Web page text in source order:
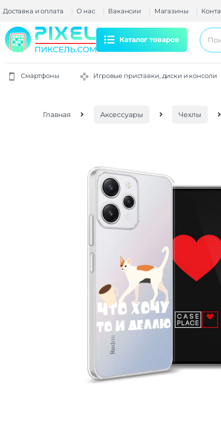
Доставка и оплата О нас Вакансии Магазины
Каталог товаров
Смартфоны Игровые приставки, диски и консоли
Главная Аксессуары Чехлы